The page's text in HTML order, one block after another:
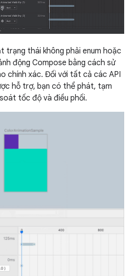
trạng thái không phải enum hoặc
động Compose bằng cách sử
chính xác. Đối với tất cả các API
hỗ trợ, bạn có thể phát, tạm
tốc độ và điều phối.